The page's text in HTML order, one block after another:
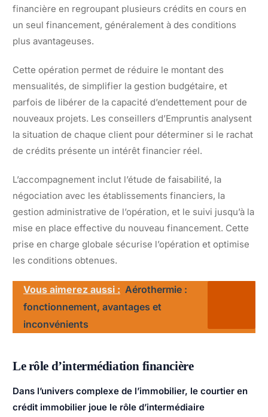
financière en regroupant plusieurs crédits en cours en
un seul financement, généralement à des conditions
plus avantageuses.
Cette opération permet de réduire le montant des
mensualités, de simplifier la gestion budgétaire, et
parfois de libérer de la capacité d’endettement pour de
nouveaux projets. Les conseillers d’Empruntis analysent
la situation de chaque client pour déterminer si le rachat
de crédits présente un intérêt financier réel.
L’accompagnement inclut l’étude de faisabilité, la
négociation avec les établissements financiers, la
gestion administrative de l’opération, et le suivi jusqu’à la
mise en place effective du nouveau financement. Cette
prise en charge globale sécurise l’opération et optimise
les conditions obtenues.
Vous aimerez aussi : Aérothermie :
fonctionnement, avantages et
inconvénients
Le rôle d’intermédiation financière
Dans l’univers complexe de l’immobilier, le courtier en
crédit immobilier joue le rôle d’intermédiaire